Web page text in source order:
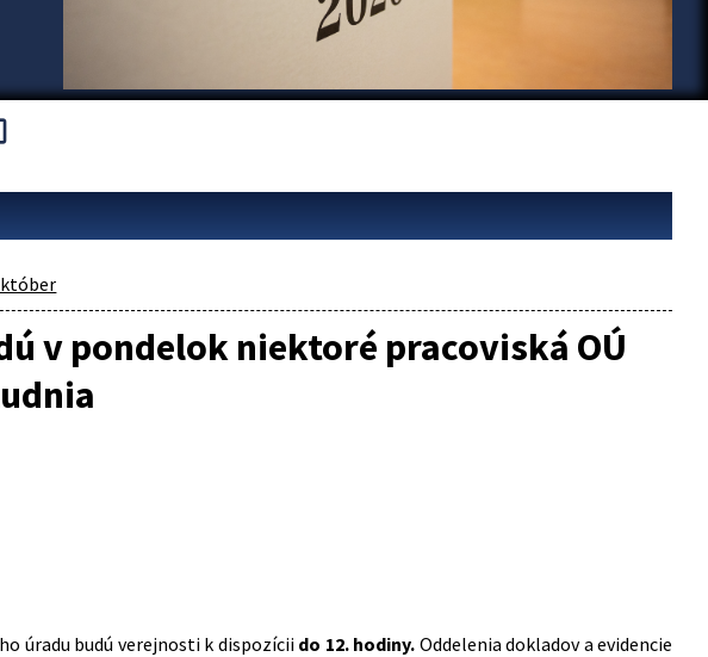
v pondelok niektoré pracoviská OÚ
úradu budú verejnosti k dispozícii do 12. hodiny. Oddelenia dokladov a evidencie